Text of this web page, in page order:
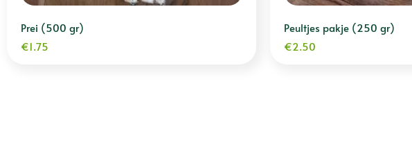
Prei (500 gr)
€1.75
Peultjes pakje (250 gr)
€2.50